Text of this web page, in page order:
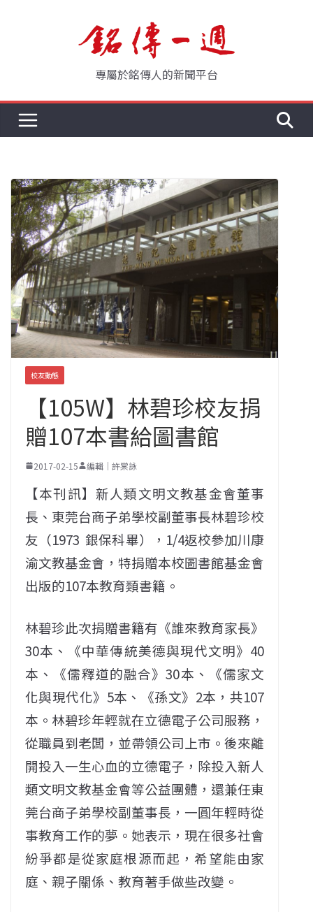
專屬於銘傳人的新聞平台
校友動態
【105W】林碧珍校友捐
贈107本書給圖書館
2017-02-15 編輯｜許棠詠
【本刊訊】新人類文明文教基金會董事
長、東莞台商子弟學校副董事長林碧珍校
友（1973 銀保科畢），1/4返校參加川康
渝文教基金會，特捐贈本校圖書館基金會
出版的107本教育類書籍。
林碧珍此次捐贈書籍有《誰來教育家長》
30本、《中華傳統美德與現代文明》40
本、《儒釋道的融合》30本、《儒家文
化與現代化》5本、《孫文》2本，共107
本。林碧珍年輕就在立德電子公司服務，
從職員到老闆，並帶領公司上市。後來離
開投入一生心血的立德電子，除投入新人
類文明文教基金會等公益團體，還兼任東
莞台商子弟學校副董事長，一圓年輕時從
事教育工作的夢。她表示，現在很多社會
紛爭都是從家庭根源而起，希望能由家
庭、親子關係、教育著手做些改變。